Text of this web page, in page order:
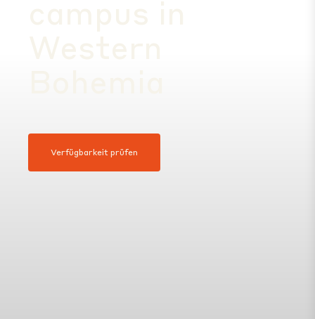
Verfügbarkeit prüfen